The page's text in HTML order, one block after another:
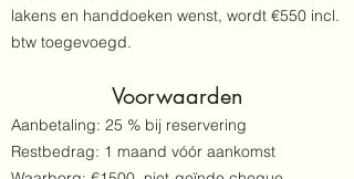
lakens en handdoeken wenst, wordt €550 incl.
btw toegevoegd.​
Voorwaarden
Aanbetaling: 25 % bij reservering
Restbedrag: 1 maand vóór aankomst